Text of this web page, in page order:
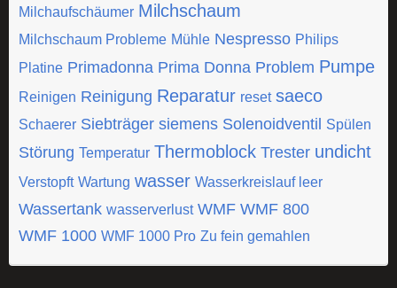
Milchaufschäumer Milchschaum
Milchschaum Probleme Mühle Nespresso Philips
Platine Primadonna Prima Donna Problem Pumpe
Reinigen Reinigung Reparatur reset saeco
Schaerer Siebträger siemens Solenoidventil Spülen
Störung Temperatur Thermoblock Trester undicht
Verstopft Wartung wasser Wasserkreislauf leer
Wassertank wasserverlust WMF WMF 800
WMF 1000 WMF 1000 Pro Zu fein gemahlen